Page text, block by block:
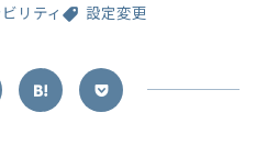
リティ 設定変更